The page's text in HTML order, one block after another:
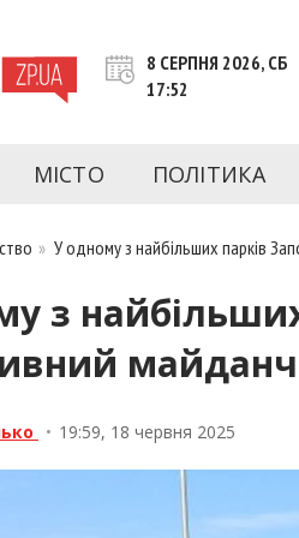
– це інформаційний
області на день.
8 СЕРПНЯ 2026, СБ
17:52
МІСТО ПОЛІТИКА
»У одному з найбільших парків
з
• 19:59, 18 червня 2025